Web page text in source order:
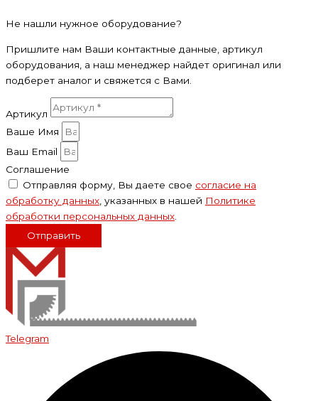
Не нашли нужное оборудование?
Пришлите нам Ваши контактные данные, артикул
оборудования, а наш менеджер найдет оригинал или
подберет аналог и свяжется с Вами.
Артикул
Ваше Имя
Ваш Email
Соглашение
Отправляя форму, Вы даете свое согласие на
обработку данных , указанных в нашей Политике
обработки персональных данных
Отправить
Telegram